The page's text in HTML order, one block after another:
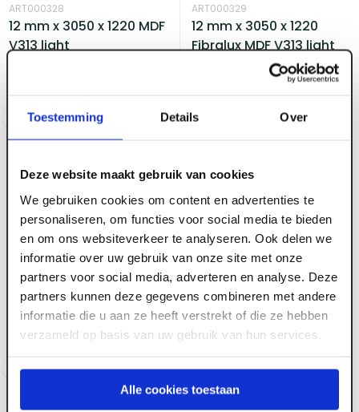
Toestemming Details Over
Deze website maakt gebruik van cookies
We gebruiken cookies om content en advertenties te
personaliseren, om functies voor social media te bieden
en om ons websiteverkeer te analyseren. Ook delen we
informatie over uw gebruik van onze site met onze
partners voor social media, adverteren en analyse. Deze
partners kunnen deze gegevens combineren met andere
informatie die u aan ze heeft verstrekt of die ze hebben
verzameld op basis van uw gebruik van hun services.
Alle cookies toestaan
ART000328
12 mm x 3050 x 1220 MDF
V313 light
Log in voor prijzen
ART000329
12 mm x 3050 x 1220
Fibralux MDF V313 light
wit gegrond
Log in voor prijzen
ART000331
18 mm x 3050 x 1220 MDF
V313 light
Voorraad: 70 +
Log in voor prijzen
ART000332
18 mm x 3050 x 1220
Fibralux MDF V313 light
wit gegrond
Voorraad: 390 +
Log in voor prijzen